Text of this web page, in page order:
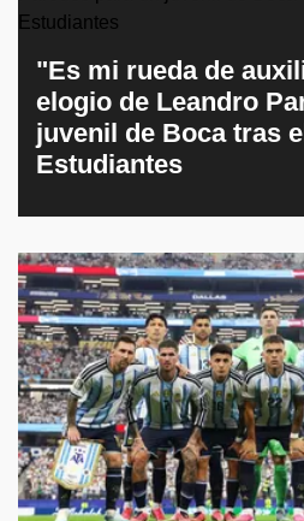
"Es mi rueda de
elogio de Leandro
juvenil de Boca tras
Estudiantes